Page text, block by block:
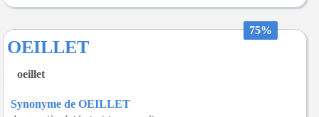
75%
OEILLET
oeillet
Synonyme de OEILLET